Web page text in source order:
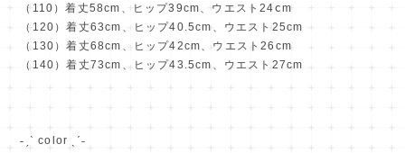
（110）着丈58cm、ヒップ39cm、ウエスト24ⅽm
（120）着丈63cm、ヒップ40.5cm、ウエスト25cm
（130）着丈68cm、ヒップ42cm、ウエスト26cm
（140）着丈73cm、ヒップ43.5cm、ウエスト27cm
˗ˏˋ color ˎˊ˗